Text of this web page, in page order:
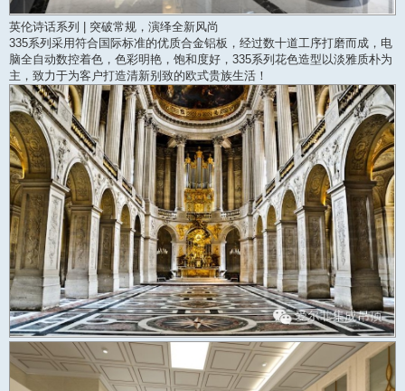
英伦诗话系列 | 突破常规，演绎全新风尚
335系列采用符合国际标准的优质合金铝板，经过数十道工序打磨而成，电
脑全自动数控着色，色彩明艳，饱和度好，335系列花色造型以淡雅质朴为
主，致力于为客户打造清新别致的欧式贵族生活！